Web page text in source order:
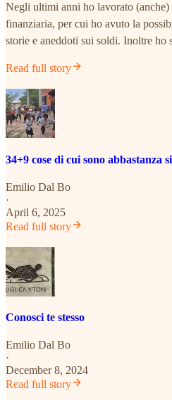
Negli ultimi anni ho lavorato (anche)
finanziaria, per cui ho avuto la
storie e aneddoti sui soldi. Inoltre ho
Read full story
34+9 cose di cui sono abbastanza
Emilio Dal Bo
·
April 6, 2025
Read full story
Conosci te stesso
Emilio Dal Bo
·
December 8, 2024
Read full story